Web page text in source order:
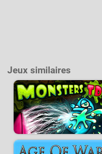
Jeux similaires